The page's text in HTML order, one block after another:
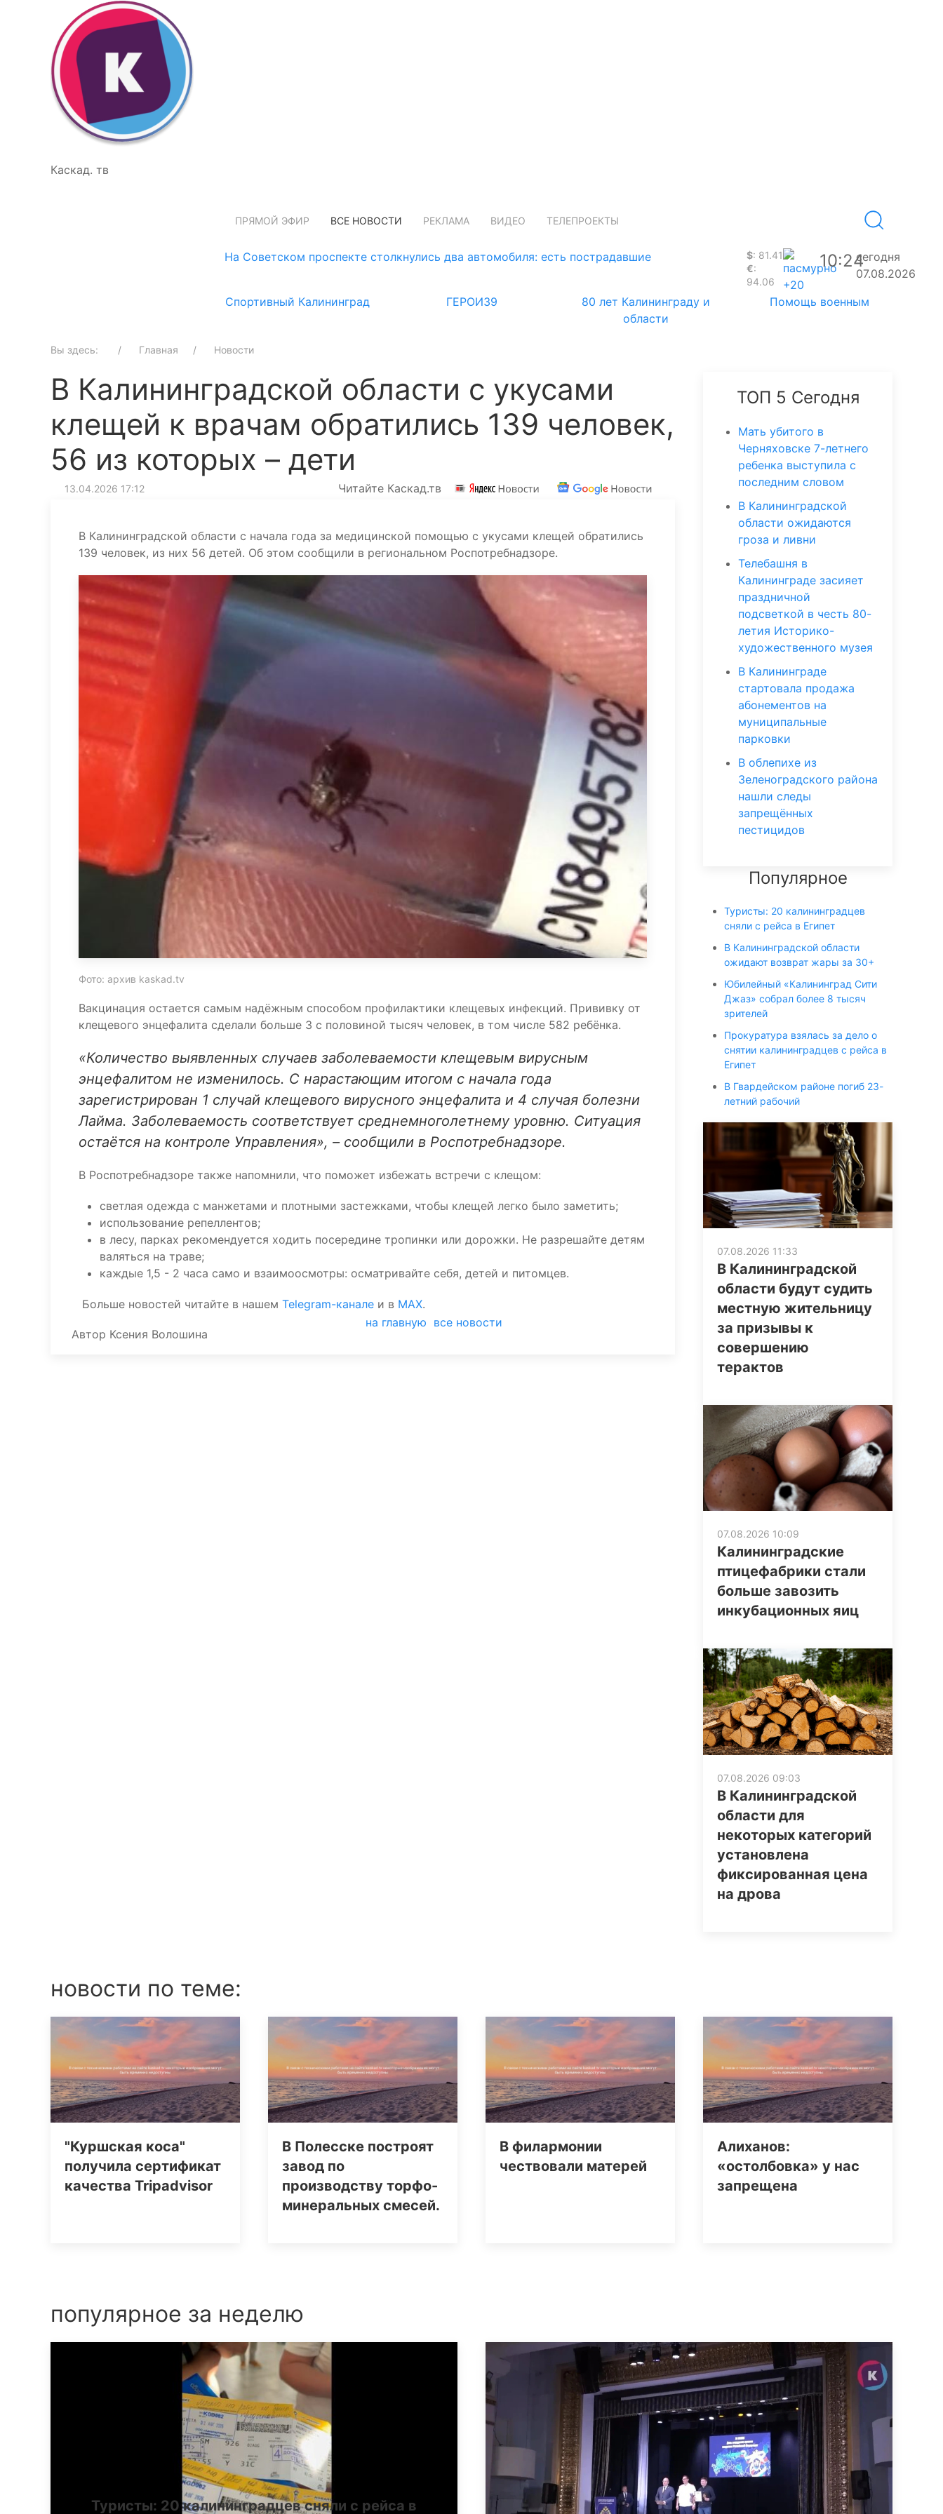
Каскад. тв
ПРЯМОЙ ЭФИР ВСЕ НОВОСТИ РЕКЛАМА ВИДЕО ТЕЛЕПРОЕКТЫ
На Советском проспекте столкнулись два автомобиля: есть пострадавшие $: 81.41
€:
94.06
+20
10:24сегодня
07.08.2026
Спортивный Калининград
ГЕРОИ39
80 лет Калининграду и
области
Помощь военным
Вы здесь: Главная Новости
В Калининградской области с укусами
клещей к врачам обратились 139 человек,
56 из которых – дети
13.04.2026 17:12 Читайте Каскад.тв
В Калининградской области с начала года за медицинской помощью с укусами клещей обратились
139 человек, из них 56 детей. Об этом сообщили в региональном Роспотребнадзоре.
Фото: архив kaskad.tv
Вакцинация остается самым надёжным способом профилактики клещевых инфекций. Прививку от
клещевого энцефалита сделали больше 3 с половиной тысяч человек, в том числе 582 ребёнка.
«Количество выявленных случаев заболеваемости клещевым вирусным
энцефалитом не изменилось. С нарастающим итогом с начала года
зарегистрирован 1 случай клещевого вирусного энцефалита и 4 случая болезни
Лайма. Заболеваемость соответствует среднемноголетнему уровню. Ситуация
остаётся на контроле Управления», – сообщили в Роспотребнадзоре.
В Роспотребнадзоре также напомнили, что поможет избежать встречи с клещом:
светлая одежда с манжетами и плотными застежками, чтобы клещей легко было заметить;
использование репеллентов;
в лесу, парках рекомендуется ходить посередине тропинки или дорожки. Не разрешайте детям
валяться на траве;
каждые 1,5 - 2 часа само и взаимоосмотры: осматривайте себя, детей и питомцев.
Больше новостей читайте в нашем Telegram-канале и в MAX.
Автор Ксения Волошина
на главную все новости
ТОП 5 Сегодня
Мать убитого в
Черняховске 7-летнего
ребенка выступила с
последним словом
В Калининградской
области ожидаются
гроза и ливни
Телебашня в
Калининграде засияет
праздничной
подсветкой в честь 80-
летия Историко-
художественного музея
В Калининграде
стартовала продажа
абонементов на
муниципальные
парковки
В облепихе из
Зеленоградского района
нашли следы
запрещённых
пестицидов
Популярное
Туристы: 20 калининградцев
сняли с рейса в Египет
В Калининградской области
ожидают возврат жары за 30+
Юбилейный «Калининград Сити
Джаз» собрал более 8 тысяч
зрителей
Прокуратура взялась за дело о
снятии калининградцев с рейса в
Египет
В Гвардейском районе погиб 23-
летний рабочий
07.08.2026 11:33
В Калининградской
области будут судить
местную жительницу
за призывы к
совершению
терактов
07.08.2026 10:09
Калининградские
птицефабрики стали
больше завозить
инкубационных яиц
07.08.2026 09:03
В Калининградской
области для
некоторых категорий
установлена
фиксированная цена
на дрова
новости по теме:
"Куршская коса"
получила сертификат
качества Tripаdvisor
В Полесске построят
завод по
производству торфо-
минеральных смесей.
В филармонии
чествовали матерей
Алиханов:
«остолбовка» у нас
запрещена
популярное за неделю
Туристы: 20 калининградцев сняли с рейса в